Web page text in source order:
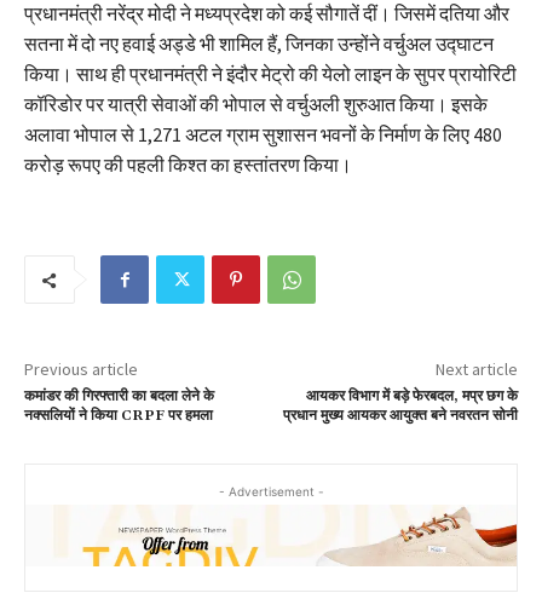
प्रधानमंत्री नरेंद्र मोदी ने मध्यप्रदेश को कई सौगातें दीं। जिसमें दतिया और
सतना में दो नए हवाई अड्डे भी शामिल हैं, जिनका उन्होंने वर्चुअल उद्घाटन
किया। साथ ही प्रधानमंत्री ने इंदौर मेट्रो की येलो लाइन के सुपर प्रायोरिटी
कॉरिडोर पर यात्री सेवाओं की भोपाल से वर्चुअली शुरुआत किया। इसके
अलावा भोपाल से 1,271 अटल ग्राम सुशासन भवनों के निर्माण के लिए 480
करोड़ रूपए की पहली किश्त का हस्तांतरण किया।
Previous article
कमांडर की गिरफ्तारी का बदला लेने के
नक्सलियों ने किया CRPF पर हमला
Next article
आयकर विभाग में बड़े फेरबदल, मप्र छग के
प्रधान मुख्य आयकर आयुक्त बने नवरतन सोनी
- Advertisement -